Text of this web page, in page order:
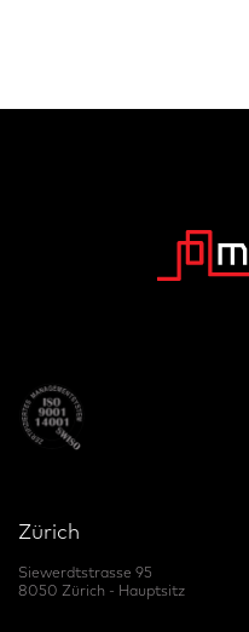
Zürich
Siewerdtstrasse 95
8050 Zürich - Hauptsitz